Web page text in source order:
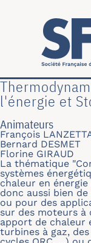
Aller au contenu
l'énergie et
Animateurs
François
Bernard DESMET
Florine GIRAUD
La thématique
systèmes
chaleur en
donc aussi bien
ou pour des
sur des moteurs
apport de chaleur
turbines à gaz,